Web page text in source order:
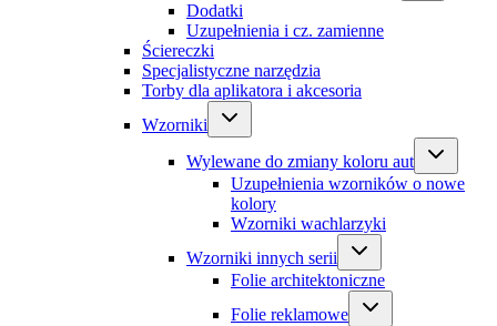
Dodatki
Uzupełnienia i cz. zamienne
Ściereczki
Specjalistyczne narzędzia
Torby dla aplikatora i akcesoria
Wzorniki
Wylewane do zmiany koloru aut
Uzupełnienia wzorników o nowe
kolory
Wzorniki wachlarzyki
Wzorniki innych serii
Folie architektoniczne
Folie reklamowe